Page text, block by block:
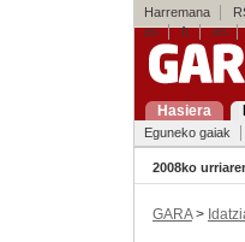
Harremana
es
fr en
Hasiera
Eguneko gaiak
2008ko
GARA>